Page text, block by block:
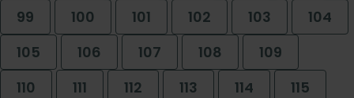
99
100 101 102 103
104
105
106 107 108
109
110
111 112 113 114
115